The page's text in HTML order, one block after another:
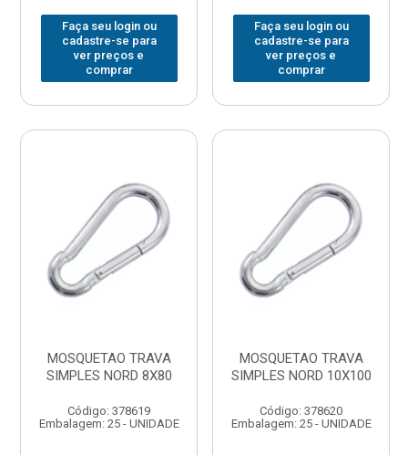
Faça seu login ou
cadastre-se para
ver preços e
comprar
Faça seu login ou
cadastre-se para
ver preços e
comprar
MOSQUETAO TRAVA
SIMPLES NORD 8X80
Código: 378619
Embalagem: 25 - UNIDADE
MOSQUETAO TRAVA
SIMPLES NORD 10X100
Código: 378620
Embalagem: 25 - UNIDADE